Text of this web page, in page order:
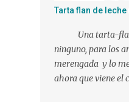
Tarta flan de
Una tarta-flan
ninguno, para los
merengada y lo
ahora que viene el